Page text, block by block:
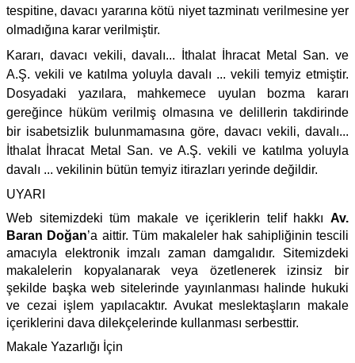
tespitine, davacı yararına kötü niyet tazminatı verilmesine yer
olmadığına karar verilmiştir.
Kararı, davacı vekili, davalı... İthalat İhracat Metal San. ve
A.Ş. vekili ve katılma yoluyla davalı ... vekili temyiz etmiştir.
Dosyadaki yazılara, mahkemece uyulan bozma kararı
gereğince hüküm verilmiş olmasına ve delillerin takdirinde
bir isabetsizlik bulunmamasına göre, davacı vekili, davalı...
İthalat İhracat Metal San. ve A.Ş. vekili ve katılma yoluyla
davalı ... vekilinin bütün temyiz itirazları yerinde değildir.
UYARI
Web sitemizdeki tüm makale ve içeriklerin telif hakkı Av.
Baran Doğan’a aittir. Tüm makaleler hak sahipliğinin tescili
amacıyla elektronik imzalı zaman damgalıdır. Sitemizdeki
makalelerin kopyalanarak veya özetlenerek izinsiz bir
şekilde başka web sitelerinde yayınlanması halinde hukuki
ve cezai işlem yapılacaktır. Avukat meslektaşların makale
içeriklerini dava dilekçelerinde kullanması serbesttir.
Makale Yazarlığı İçin